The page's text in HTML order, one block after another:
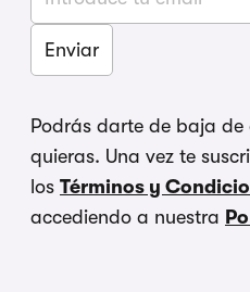
Podrás darte de baja de
quieras. Una vez te
los Términos y
accediendo a nuestra